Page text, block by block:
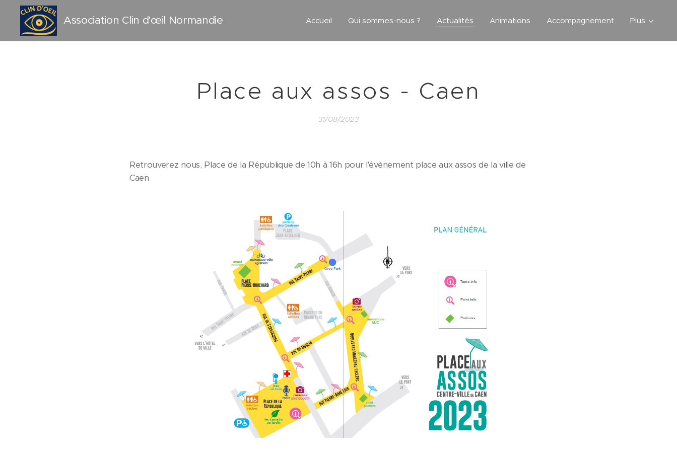
Association Clin d'œil Normandie Accueil Qui sommes-nous ? Actualités Animations Accompagnement Plus
Place aux assos - Caen
31/08/2023
Retrouverez nous, Place de la République de 10h à 16h pour l'évènement place aux assos de la ville de
Caen